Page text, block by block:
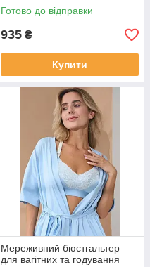
Готово до відправки
935 ₴
Купити
Мереживний бюстгальтер
для вагітних та годування